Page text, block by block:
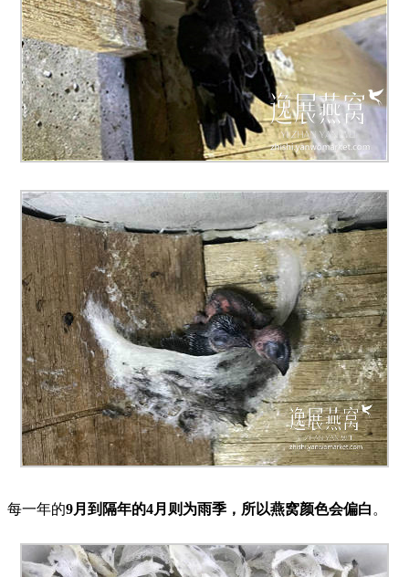
每一年的9月到隔年的4月则为雨季，所以燕窝颜色会偏白 。